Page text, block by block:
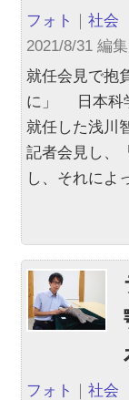
フォト ｜社会
2021/8/31 編
就任会見で抱
に」 日本科
就任した浅川
記者会見し、
し、それによ
フォト ｜社会